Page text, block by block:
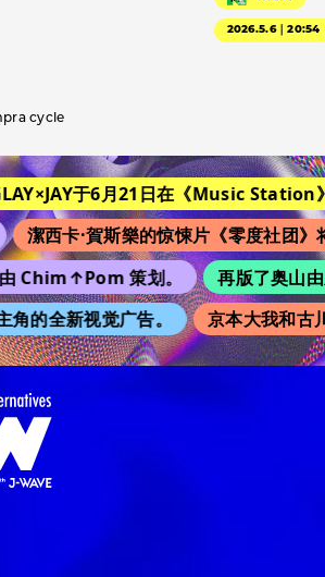
2026.5.6｜20:54
cycle
于6月21日在《Music Station》
潔西卡·賀斯樂的惊悚片《零度社团》
Chim↑Pom 策划。
再版了奥山由
的全新视觉广告。
京本大我和古